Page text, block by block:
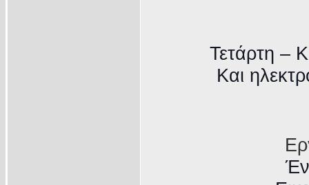
Τετάρτη –
Και